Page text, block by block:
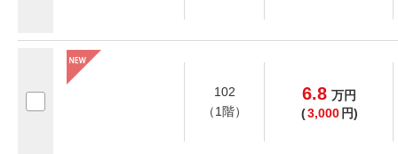
102
（1階）
6.8 万円
(3,000 円)